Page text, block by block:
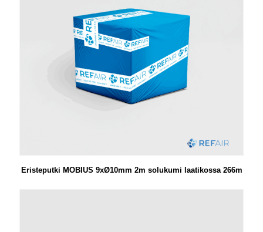
Eristeputki MOBIUS 9xØ10mm 2m solukumi laatikossa 266m